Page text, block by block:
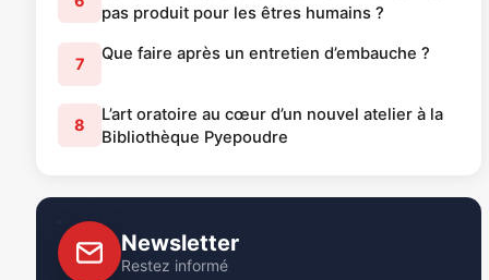
pas produit pour les êtres humains ?
7
Que faire après un entretien d’embauche ?
8
L’art oratoire au cœur d’un nouvel atelier à la
Bibliothèque Pyepoudre
Newsletter
Restez informé